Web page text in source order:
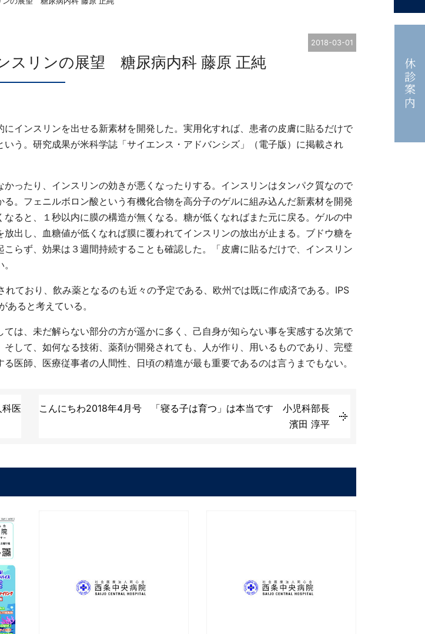
2018-03-01
リンの展望 糖尿病内科 藤原 正純
インスリンを出せる新素材を開発した。実用化すれば、患者の皮膚に貼るだけで
う。研究成果が米科学誌「サイエンス・アドバンシズ」（電子版）に掲載され
ったり、インスリンの効きが悪くなったりする。インスリンはタンパク質なので
。フェニルボロン酸という有機化合物を高分子のゲルに組み込んだ新素材を開発
ると、１秒以内に膜の構造が無くなる。糖が低くなればまた元に戻る。ゲルの中
出し、血糖値が低くなれば膜に覆われてインスリンの放出が止まる。ブドウ糖を
らず、効果は３週間持続することも確認した。「皮膚に貼るだけで、インスリン
ており、飲み薬となるのも近々の予定である、欧州では既に作成済である。IPS
ると考えている。
は、未だ解らない部分の方が遥かに多く、己自身が知らない事を実感する次第で
して、如何なる技術、薬剤が開発されても、人が作り、用いるものであり、完璧
医師、医療従事者の人間性、日頃の精進が最も重要であるのは言うまでもない。
医
こんにちわ2018年4月号 「寝る子は育つ」は本当です 小児科部長
濱田 淳平
休診案内